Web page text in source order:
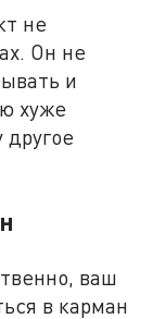
не
Он не
и
хуже
ваш
в карман